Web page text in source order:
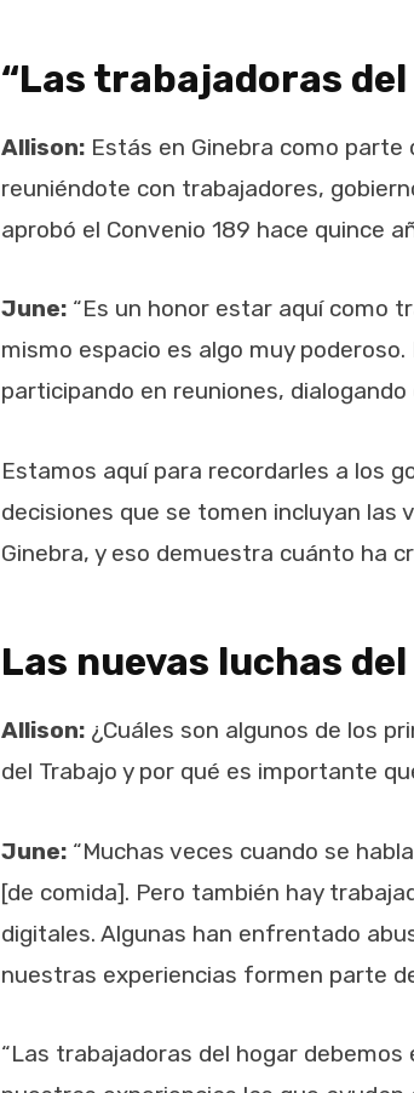
“Las trabajadoras
Allison: Estás en Ginebra como parte
reuniéndote con trabajadores,
aprobó el Convenio 189 hace quince
June: “Es un honor estar aquí como
mismo espacio es algo muy
participando en reuniones,
Estamos aquí para recordarles a los
decisiones que se tomen incluyan las
Ginebra, y eso demuestra cuánto ha
Las nuevas luchas
Allison: ¿Cuáles son algunos de los
del Trabajo y por qué es importante
June: “Muchas veces cuando se
[de comida]. Pero también hay
digitales. Algunas han enfrentado
nuestras experiencias formen parte
“Las trabajadoras del hogar